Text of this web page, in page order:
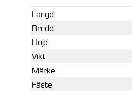
mängd
Längd
Bredd
Höjd
Vikt
Märke
Fäste